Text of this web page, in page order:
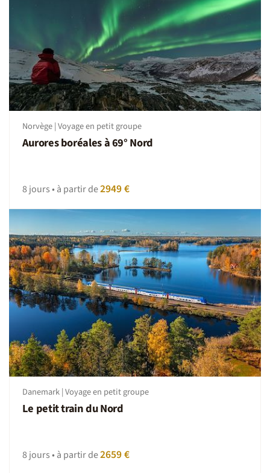
Norvège | Voyage en petit groupe
Aurores boréales à 69° Nord
8 jours • à partir de2949 €
Danemark | Voyage en petit groupe
Le petit train du Nord
8 jours • à partir de2659 €